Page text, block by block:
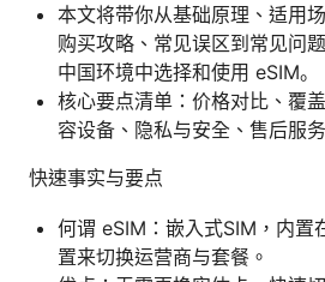
本文将带你从基础原理、适用
购买攻略、常见误区到常见问
中国环境中选择和使用 eSIM。
核心要点清单：价格对比、覆
容设备、隐私与安全、售后服务
快速事实与要点
何谓 eSIM：嵌入式SIM，内置
置来切换运营商与套餐。